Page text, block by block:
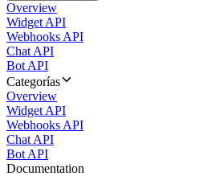
Overview
Widget API
Webhooks API
Chat API
Bot API
Categorías
Overview
Widget API
Webhooks API
Chat API
Bot API
Documentation